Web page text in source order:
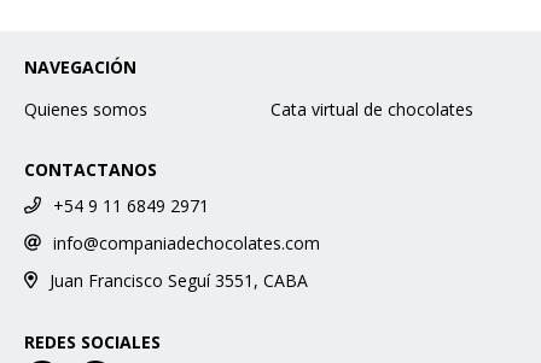
NAVEGACIÓN
Quienes somos
Cata virtual de chocolates
CONTACTANOS
+54 9 11 6849 2971
info@companiadechocolates.com
Juan Francisco Seguí 3551, CABA
REDES SOCIALES